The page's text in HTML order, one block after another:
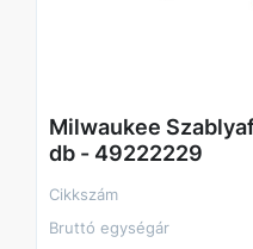
Milwaukee
db - 49222229
Cikkszám
Bruttó egységár